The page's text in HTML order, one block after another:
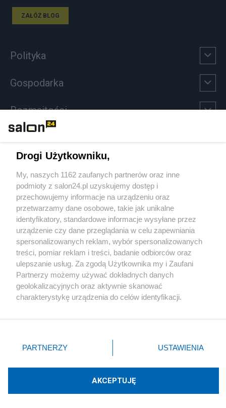
ZAŁÓŻ BLOG
Polityka
Gospodarka
Rozmaitości
Sport
Społeczeństwo
Kultura
X Facebook Instagram Youtube
Technologię dostarcza:W3media.pl
Drogi Użytkowniku,
My, naszych 1162 zaufanych partnerów oraz inne
podmioty z salon24.pl uzyskujemy dostęp i
przechowujemy informacje na urządzeniu oraz
przetwarzamy dane osobowe, takie jak unikalne
identyfikatory, standardowe informacje wysyłane przez
urządzenie czy dane przeglądania w celu zapewniania
spersonalizowanych reklam, wybór spersonalizowanych
treści, pomiar reklam i treści, badanie odbiorców oraz
ulepszanie usług. Za zgodą Użytkownika my i Zaufani
Partnerzy możemy używać dokładnych danych
geolokalizacyjnych oraz aktywnie skanować
charakterystykę urządzenia do celów identyfikacji.
zmienić/wycofać klikając przycisk ustawień prywatności
znajdujący się w lewym dolnym rogu strony
rodzaje przetwarzania danych nie wymagają zgody
użytkownika, ale masz prawo sprzeciwić się takiemu
PARTNERZY USTAWIENIA
AKCEPTUJĘ